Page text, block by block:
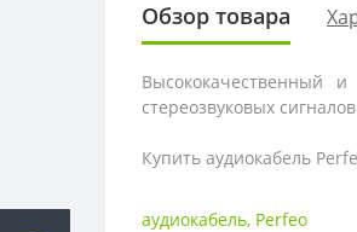
Обзор товара
Высококачественный
стереозвуковых
Купить аудиокабель
аудиокабель, Perfeo